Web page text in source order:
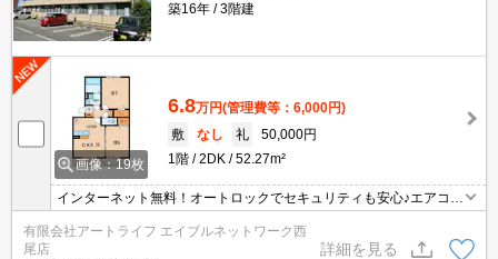
築16年
3階建
画像：19枚
6.8万円(管理費等：6,000円)
敷
なし 礼
50,000円
1階
2DK 52.27m²
インターネット無料！オートロックでセキュリティも安心♪エアコン
2基・照明付き・お風呂はゆったり1坪サイズ！
有限会社アートライフ エイブルネットワーク西
尾店
詳細を見る